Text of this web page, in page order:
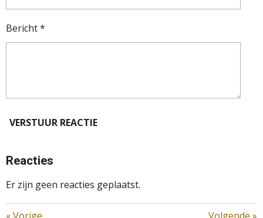
Bericht *
VERSTUUR REACTIE
Reacties
Er zijn geen reacties geplaatst.